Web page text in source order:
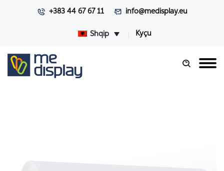
+383 44 67 67 11 info@medisplay.eu
Shqip Kyçu